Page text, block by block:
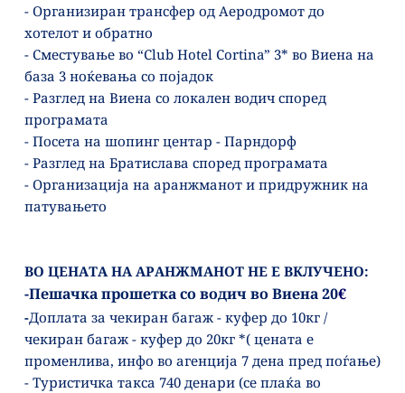
- Организиран трансфер од Аеродромот до
хотелот и обратно
- Сместување во “Club Hotel Cortina” 3* во Виена на
база 3 ноќевања со појадок
- Разглед на Виена со локален водич според
програмата
- Посета на шопинг центар - Парндорф
- Разглед на Братислава според програмата
- Организација на аранжманот и придружник на
патувањето
ВО ЦЕНАТА НА АРАНЖМАНОТ НЕ Е ВКЛУЧЕНО:
-Пешачка прошетка со водич во Виена 20€
-Доплата за чекиран багаж - куфер до 10кг /
чекиран багаж - куфер до 20кг *( цената е
променлива, инфо во агенција 7 дена пред поѓање)
- Туристичка такса 740 денари (се плаќа во